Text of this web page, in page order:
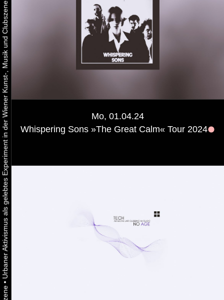
•
Urbaner Aktivismus als gelebtes Experiment in der Wiener Kunst-, Musik und Clubszene
Mo, 01.04.24
Whispering Sons »The Great Calm« Tour 2024